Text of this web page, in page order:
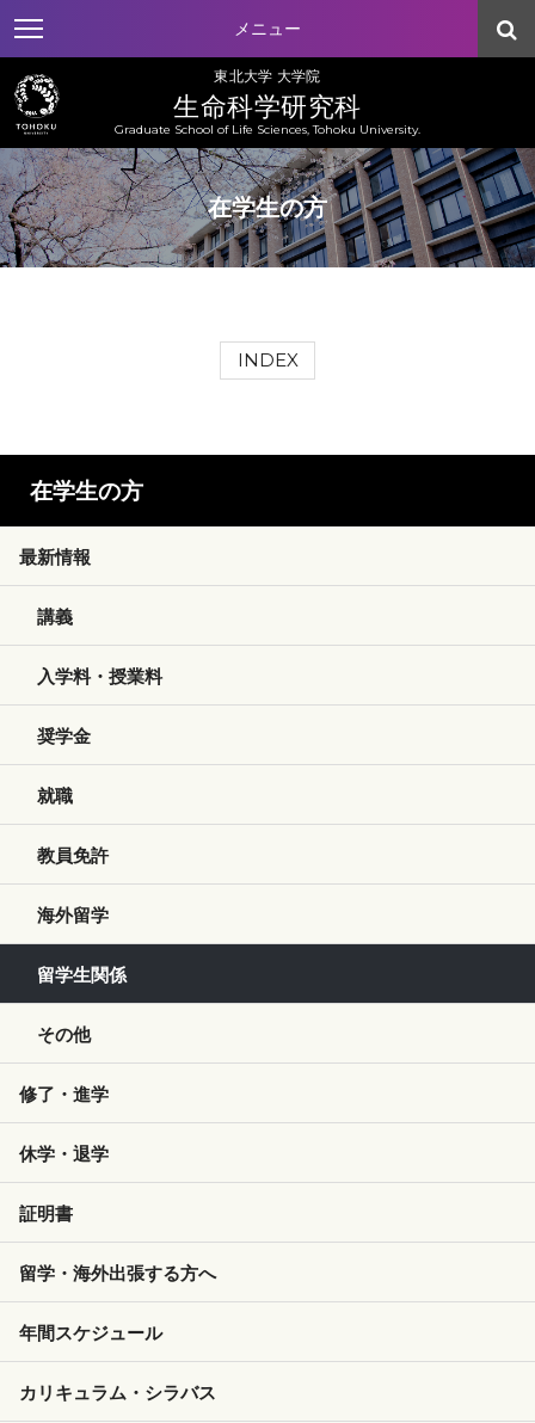
メニュー
東北大学 大学院
生命科学研究科
Graduate School of Life Sciences, Tohoku University.
在学生の方
INDEX
在学生の方
最新情報
講義
入学料・授業料
奨学金
就職
教員免許
海外留学
留学生関係
その他
修了・進学
休学・退学
証明書
留学・海外出張する方へ
年間スケジュール
カリキュラム・シラバス